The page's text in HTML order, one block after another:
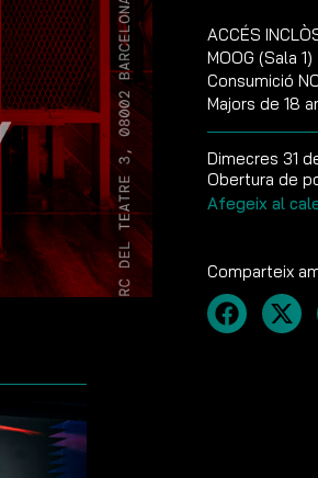
ACCÉS
MOOG (Sala
Consumició
Majors de 18
Dimecres 31
Obertura de
Afegeix al
Comparteix